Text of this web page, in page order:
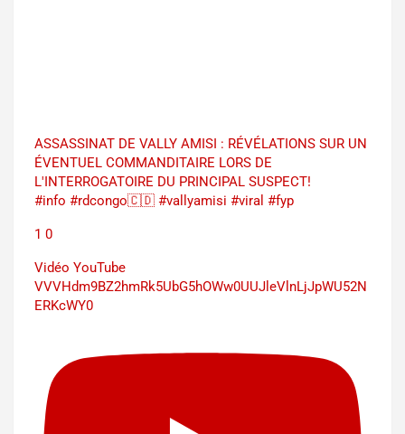
ASSASSINAT DE VALLY AMISI : RÉVÉLATIONS SUR UN
ÉVENTUEL COMMANDITAIRE LORS DE
L'INTERROGATOIRE DU PRINCIPAL SUSPECT!
#info #rdcongo🇨🇩 #vallyamisi #viral #fyp
1 0
Vidéo YouTube
VVVHdm9BZ2hmRk5UbG5hOWw0UUJleVlnLjJpWU52N
ERKcWY0